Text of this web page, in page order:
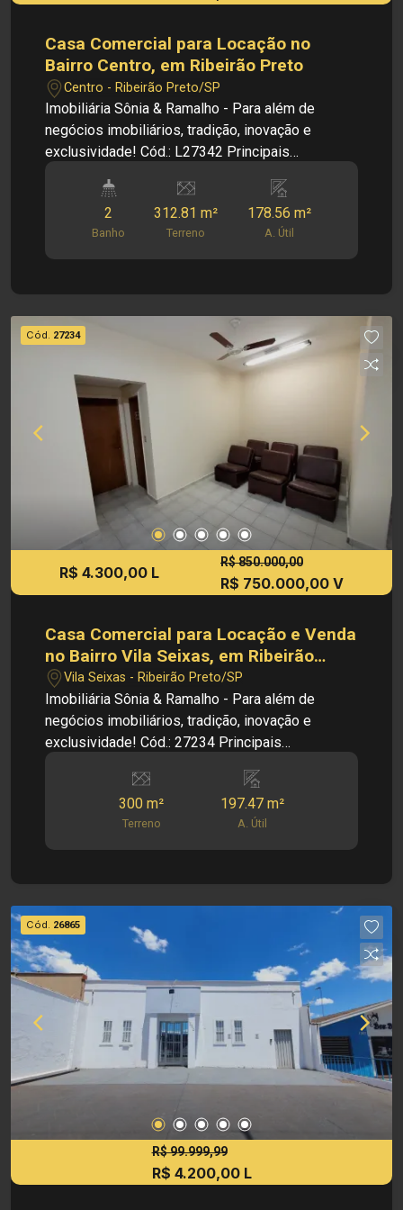
Casa Comercial para Locação no
Bairro Centro, em Ribeirão Preto
Centro - Ribeirão Preto/SP
Imobiliária Sônia & Ramalho - Para além de
negócios imobiliários, tradição, inovação e
exclusividade! Cód.: L27342 Principais
(uma delas com banheiro) - Cozinha - Área de
serviço - Banheiro social - Corredor lateral
Dimensões: - 312,81 m² de Área Terreno - 178,56
m² de Área Útil Investimento de Locação: R$
valores, dados e disponibilidade de seus
imóveis, sem aviso prévio.
2
Banho
312.81 m²
Terreno
178.56 m²
A. Útil
Cód. 27234
R$ 4.300,00 L
R$ 850.000,00
R$ 750.000,00 V
Casa Comercial para Locação e Venda
no Bairro Vila Seixas, em Ribeirão
Preto SP.
Vila Seixas - Ribeirão Preto/SP
Imobiliária Sônia & Ramalho - Para além de
negócios imobiliários, tradição, inovação e
exclusividade! Cód.: 27234 Principais
Vila Seixas - Sala de espera ampla - 04 Salas
amplas - Cozinha - 03 Banheiros sociais - Área
social Informações bônus: - Ar condicionado -
- 300,00 m² de Área Terreno - 175,28m² de Área
Útil - 197,47 m² de Área Construída Investimento
de Locação: R$ 4.300,00 Investimento de IPTU:
R$ 308,55 Investimento de Venda: R$ 750.000,00
Obs.: a imobiliária se reserva o direito de alterar
qualquer informação referente a valores, dados e
disponibilidade de seus imóveis, sem aviso
prévio.
300 m²
Terreno
197.47 m²
A. Útil
Cód. 26865
R$ 99.999,99
R$ 4.200,00 L